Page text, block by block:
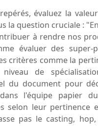
évaluez la
la question cruciale :
à rendre nos
évaluer des super-
critères comme la
de
du document pour
l'équipe papier
selon leur pertinence
pas le casting,